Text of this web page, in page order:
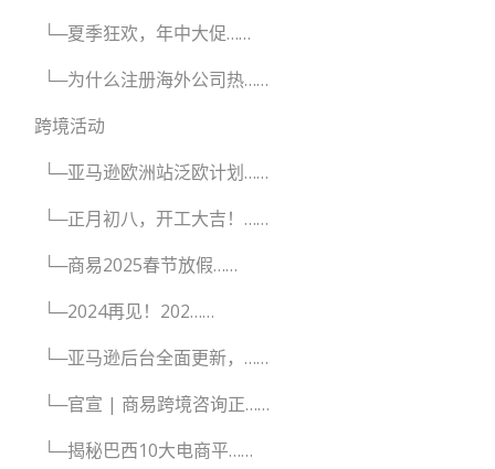
└─夏季狂欢，年中大促……
└─为什么注册海外公司热……
跨境活动
└─亚马逊欧洲站泛欧计划……
└─正月初八，开工大吉！……
└─商易2025春节放假……
└─2024再见！202……
└─亚马逊后台全面更新，……
└─官宣 | 商易跨境咨询正……
└─揭秘巴西10大电商平……